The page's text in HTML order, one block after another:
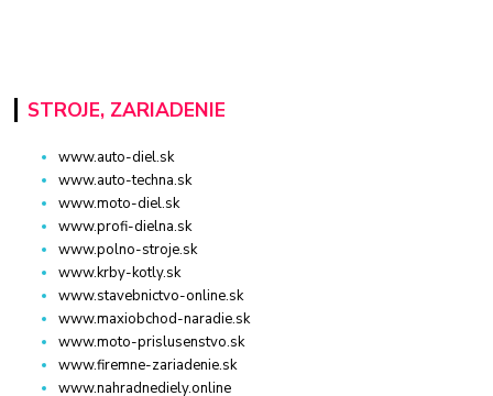
STROJE, ZARIADENIE
www.auto-diel.sk
www.auto-techna.sk
www.moto-diel.sk
www.profi-dielna.sk
www.polno-stroje.sk
www.krby-kotly.sk
www.stavebnictvo-online.sk
www.maxiobchod-naradie.sk
www.moto-prislusenstvo.sk
www.firemne-zariadenie.sk
www.nahradnediely.online